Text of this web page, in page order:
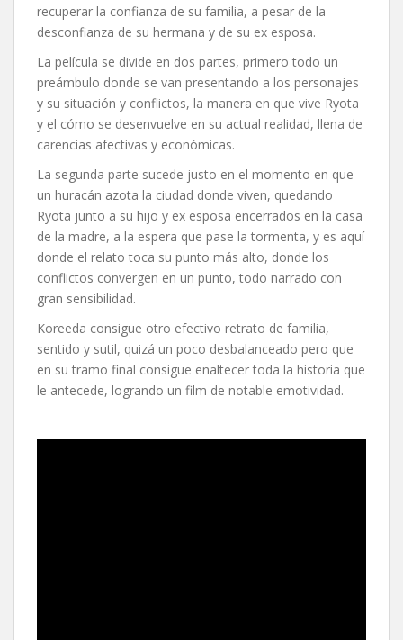
recuperar la confianza de su familia, a pesar de la
desconfianza de su hermana y de su ex esposa.
La película se divide en dos partes, primero todo un
preámbulo donde se van presentando a los personajes
y su situación y conflictos, la manera en que vive Ryota
y el cómo se desenvuelve en su actual realidad, llena de
carencias afectivas y económicas.
La segunda parte sucede justo en el momento en que
un huracán azota la ciudad donde viven, quedando
Ryota junto a su hijo y ex esposa encerrados en la casa
de la madre, a la espera que pase la tormenta, y es aquí
donde el relato toca su punto más alto, donde los
conflictos convergen en un punto, todo narrado con
gran sensibilidad.
Koreeda consigue otro efectivo retrato de familia,
sentido y sutil, quizá un poco desbalanceado pero que
en su tramo final consigue enaltecer toda la historia que
le antecede, logrando un film de notable emotividad.